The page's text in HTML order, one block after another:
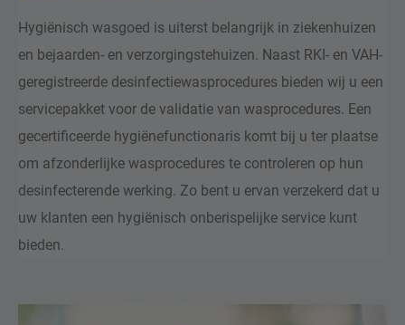
Hygiënisch wasgoed is uiterst belangrijk in ziekenhuizen
en bejaarden- en verzorgingstehuizen. Naast RKI- en VAH-
geregistreerde desinfectiewasprocedures bieden wij u een
servicepakket voor de validatie van wasprocedures. Een
gecertificeerde hygiënefunctionaris komt bij u ter plaatse
om afzonderlijke wasprocedures te controleren op hun
desinfecterende werking. Zo bent u ervan verzekerd dat u
uw klanten een hygiënisch onberispelijke service kunt
bieden.